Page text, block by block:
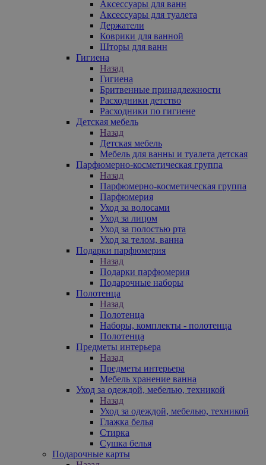
Аксессуары для ванн
Аксессуары для туалета
Держатели
Коврики для ванной
Шторы для ванн
Гигиена
Назад
Гигиена
Бритвенные принадлежности
Расходники детство
Расходники по гигиене
Детская мебель
Назад
Детская мебель
Мебель для ванны и туалета детская
Парфюмерно-косметическая группа
Назад
Парфюмерно-косметическая группа
Парфюмерия
Уход за волосами
Уход за лицом
Уход за полостью рта
Уход за телом, ванна
Подарки парфюмерия
Назад
Подарки парфюмерия
Подарочные наборы
Полотенца
Назад
Полотенца
Наборы, комплекты - полотенца
Полотенца
Предметы интерьера
Назад
Предметы интерьера
Мебель хранение ванна
Уход за одеждой, мебелью, техникой
Назад
Уход за одеждой, мебелью, техникой
Глажка белья
Стирка
Сушка белья
Подарочные карты